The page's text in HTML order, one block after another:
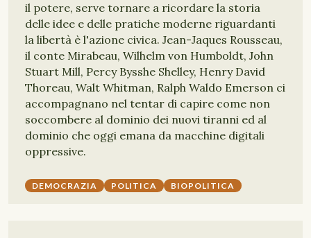
il potere, serve tornare a ricordare la storia
delle idee e delle pratiche moderne riguardanti
la libertà è l'azione civica. Jean-Jaques Rousseau,
il conte Mirabeau, Wilhelm von Humboldt, John
Stuart Mill, Percy Bysshe Shelley, Henry David
Thoreau, Walt Whitman, Ralph Waldo Emerson ci
accompagnano nel tentar di capire come non
soccombere al dominio dei nuovi tiranni ed al
dominio che oggi emana da macchine digitali
oppressive.
DEMOCRAZIA POLITICA BIOPOLITICA